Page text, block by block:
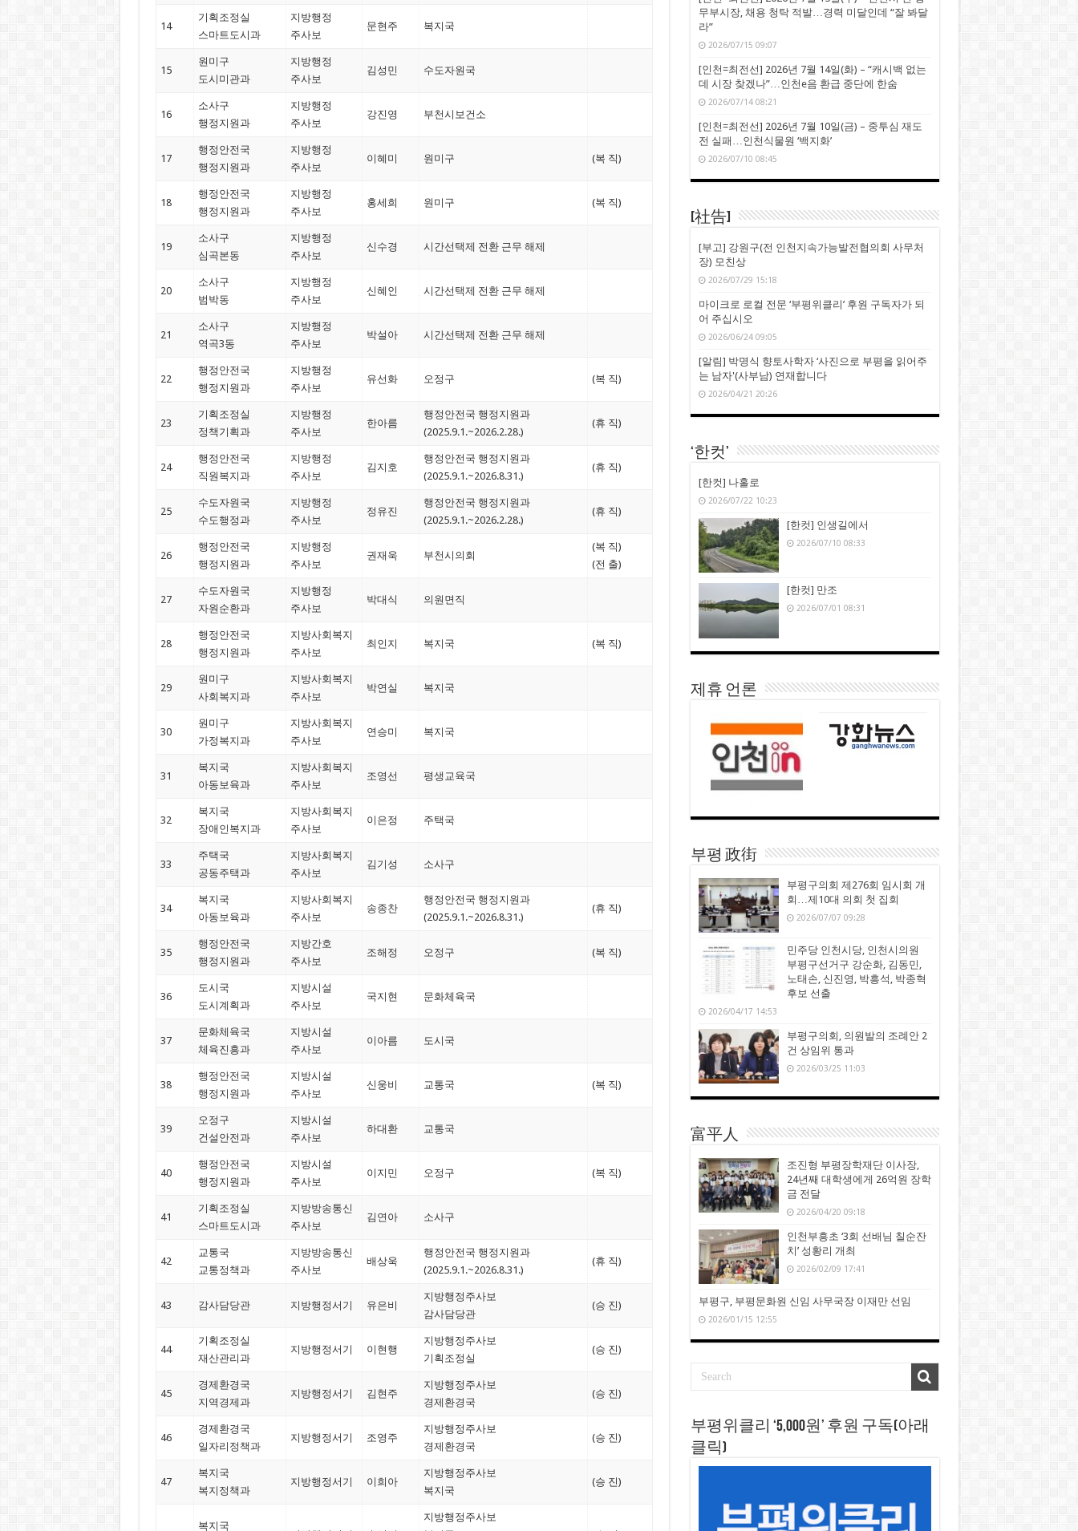
14
기획조정실
스마트도시과
지방행정
주사보
문현주 복지국
15
원미구
도시미관과
지방행정
주사보
김성민 수도자원국
16
소사구
행정지원과
지방행정
주사보
강진영 부천시보건소
17
행정안전국
행정지원과
지방행정
주사보
이혜미 원미구 (복 직)
18
행정안전국
행정지원과
지방행정
주사보
홍세희 원미구 (복 직)
19
소사구
심곡본동
지방행정
주사보
신수경 시간선택제 전환 근무 해제
20
소사구
범박동
지방행정
주사보
신혜인 시간선택제 전환 근무 해제
21
소사구
역곡3동
지방행정
주사보
박설아 시간선택제 전환 근무 해제
22
행정안전국
행정지원과
지방행정
주사보
유선화 오정구 (복 직)
23
기획조정실
정책기획과
지방행정
주사보
한아름
행정안전국 행정지원과
(2025.9.1.~2026.2.28.)
(휴 직)
24
행정안전국
직원복지과
지방행정
주사보
김지호
행정안전국 행정지원과
(2025.9.1.~2026.8.31.)
(휴 직)
25
수도자원국
수도행정과
지방행정
주사보
정유진
행정안전국 행정지원과
(2025.9.1.~2026.2.28.)
(휴 직)
26
행정안전국
행정지원과
지방행정
주사보
권재욱 부천시의회
(복 직)
(전 출)
27
수도자원국
자원순환과
지방행정
주사보
박대식 의원면직
28
행정안전국
행정지원과
지방사회복지
주사보
최인지 복지국 (복 직)
29
원미구
사회복지과
지방사회복지
주사보
박연실 복지국
30
원미구
가정복지과
지방사회복지
주사보
연승미 복지국
31
복지국
아동보육과
지방사회복지
주사보
조영선 평생교육국
32
복지국
장애인복지과
지방사회복지
주사보
이은정 주택국
33
주택국
공동주택과
지방사회복지
주사보
김기성 소사구
34
복지국
아동보육과
지방사회복지
주사보
송종찬
행정안전국 행정지원과
(2025.9.1.~2026.8.31.)
(휴 직)
35
행정안전국
행정지원과
지방간호
주사보
조해정 오정구 (복 직)
36
도시국
도시계획과
지방시설
주사보
국지현 문화체육국
37
문화체육국
체육진흥과
지방시설
주사보
이아름 도시국
38
행정안전국
행정지원과
지방시설
주사보
신웅비 교통국 (복 직)
39
오정구
건설안전과
지방시설
주사보
하대환 교통국
40
행정안전국
행정지원과
지방시설
주사보
이지민 오정구 (복 직)
41
기획조정실
스마트도시과
지방방송통신
주사보
김연아 소사구
42
교통국
교통정책과
지방방송통신
주사보
배상욱
행정안전국 행정지원과
(2025.9.1.~2026.8.31.)
(휴 직)
43 감사담당관 지방행정서기 유은비
지방행정주사보
감사담당관
(승 진)
44
기획조정실
재산관리과
지방행정서기 이현행
지방행정주사보
기획조정실
(승 진)
45
경제환경국
지역경제과
지방행정서기 김현주
지방행정주사보
경제환경국
(승 진)
46
경제환경국
일자리정책과
지방행정서기 조영주
지방행정주사보
경제환경국
(승 진)
47
복지국
복지정책과
지방행정서기 이희아
지방행정주사보
복지국
(승 진)
복지국
지방행정주사보
무부시장, 채용 청탁 적발…경력 미달인데 “잘 봐달
라”
2026/07/15 09:07
[인천=최전선] 2026년 7월 14일(화) – “캐시백 없는
데 시장 찾겠나”…인천e음 환급 중단에 한숨
2026/07/14 08:21
[인천=최전선] 2026년 7월 10일(금) – 중투심 재도
전 실패…인천식물원 ‘백지화’
2026/07/10 08:45
[社告]
[부고] 강원구(전 인천지속가능발전협의회 사무처
장) 모친상
2026/07/29 15:18
마이크로 로컬 전문 ‘부평위클리’ 후원 구독자가 되
어 주십시오
2026/06/24 09:05
[알림] 박명식 향토사학자 ‘사진으로 부평을 읽어주
는 남자'(사부남) 연재합니다
2026/04/21 20:26
‘한컷’
[한컷] 나홀로
2026/07/22 10:23
[한컷] 인생길에서
2026/07/10 08:33
[한컷] 만조
2026/07/01 08:31
제휴 언론
부평 政街
부평구의회 제276회 임시회 개
회…제10대 의회 첫 집회
2026/07/07 09:28
민주당 인천시당, 인천시의원
부평구선거구 강순화, 김동민,
노태손, 신진영, 박흥석, 박종혁
후보 선출
2026/04/17 14:53
부평구의회, 의원발의 조례안 2
건 상임위 통과
2026/03/25 11:03
富平人
조진형 부평장학재단 이사장,
24년째 대학생에게 26억원 장학
금 전달
2026/04/20 09:18
인천부흥초 ‘3회 선배님 칠순잔
치’ 성황리 개최
2026/02/09 17:41
부평구, 부평문화원 신임 사무국장 이재만 선임
2026/01/15 12:55
부평위클리 ‘5,000원’ 후원 구독(아래
클릭)